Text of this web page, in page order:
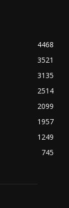
4468
3521
3135
2514
2099
1957
1249
745